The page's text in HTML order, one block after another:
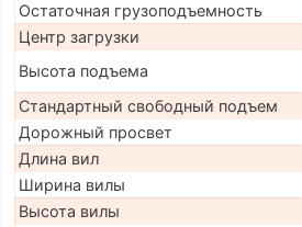
Остаточная грузоподъемность
Центр загрузки
Высота подъема
Стандартный свободный подъем
Дорожный просвет
Длина вил
Ширина вилы
Высота вилы